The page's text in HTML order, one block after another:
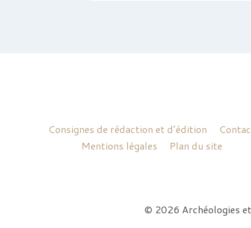
Consignes de rédaction et d’édition
Mentions légales
Plan du site
© 2026 Archéologies